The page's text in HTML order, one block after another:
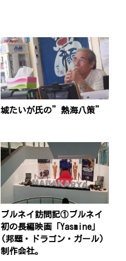
城たいが氏の”熱海八策”
ブルネイ訪問記①ブルネイ
初の長編映画「Yasmine」
(邦題・ドラゴン・ガール)
制作会社。